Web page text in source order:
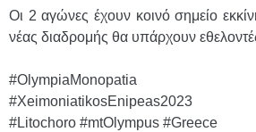
Οι 2 αγώνες έχουν κοινό σημείο
νέας διαδρομής θα υπάρχουν
#OlympiaMonopatia
#XeimoniatikosEnipeas2023
#Litochoro #mtOlympus #Greece